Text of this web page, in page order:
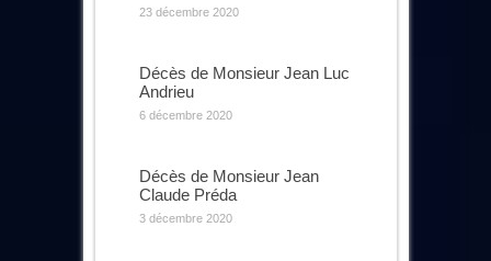
23 décembre 2020
Décès de Monsieur Jean Luc
Andrieu
6 décembre 2020
Décès de Monsieur Jean
Claude Préda
3 décembre 2020